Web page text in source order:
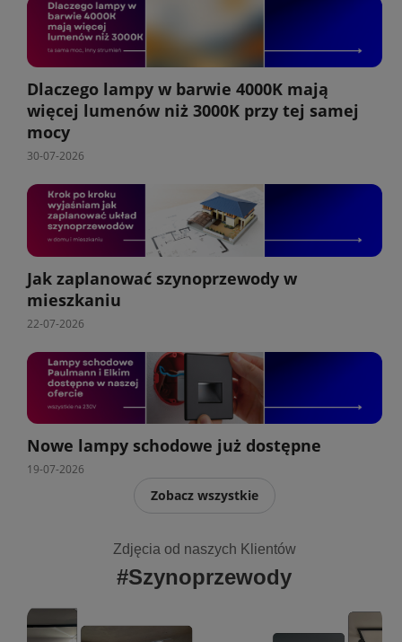
Dlaczego lampy w barwie 4000K mają
więcej lumenów niż 3000K przy tej samej
mocy
30-07-2026
Jak zaplanować szynoprzewody w
mieszkaniu
22-07-2026
Nowe lampy schodowe już dostępne
19-07-2026
Zobacz wszystkie
Zdjęcia od naszych Klientów
#Szynoprzewody